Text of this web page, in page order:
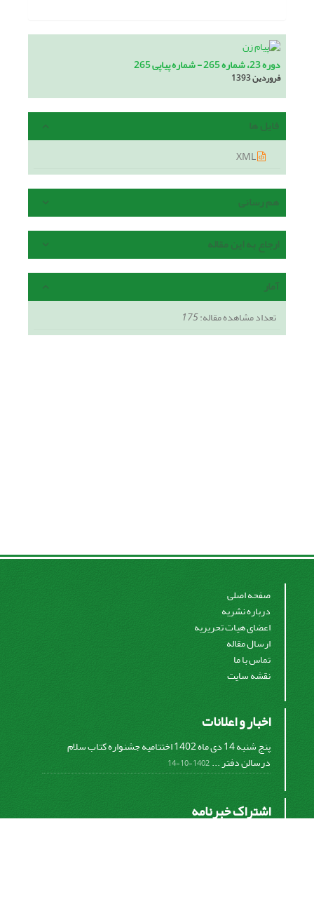
دوره 23، شماره 265 - شماره پیاپی 265
فروردین 1393
فایل ها
هم رسانی
ارجاع به این مقاله
آمار
تعداد مشاهده مقاله:175
صفحه اصلی
درباره نشریه
اعضای هیات تحریریه
ارسال مقاله
تماس با ما
نقشه سایت
اخبار و اعلانات
پنج شنبه 14 دی ماه 1402 اختتامیه جشنواره کتاب سلام
درسالن دفتر ...1402-10-14
اشتراک خبرنامه